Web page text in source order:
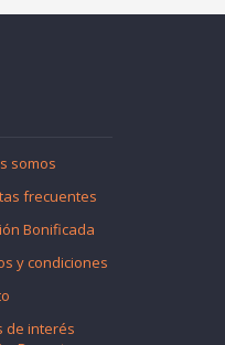
somos
frecuentes
Bonificada
y condiciones
de interés